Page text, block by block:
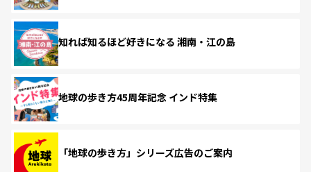
知れば知るほど好きになる 湘南・江の島
地球の歩き方45周年記念 インド特集
「地球の歩き方」シリーズ広告のご案内